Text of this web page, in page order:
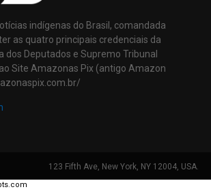
indígenas do Brasil, comandada
as quatro principais credenciais da
dos Deputados e Supremo Tribunal
Site Amazonas Pix (antigo Amazon
123 Fifth Ave, New York, NY 12004, USA.